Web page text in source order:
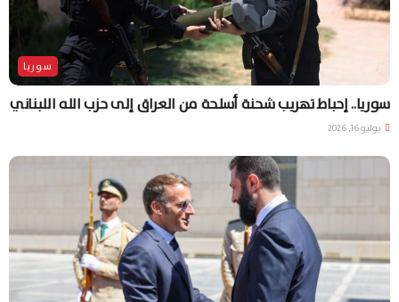
سوريا
سوريا.. إحباط تهريب شحنة أسلحة من العراق إلى حزب الله اللبناني
يوليو 16, 2026